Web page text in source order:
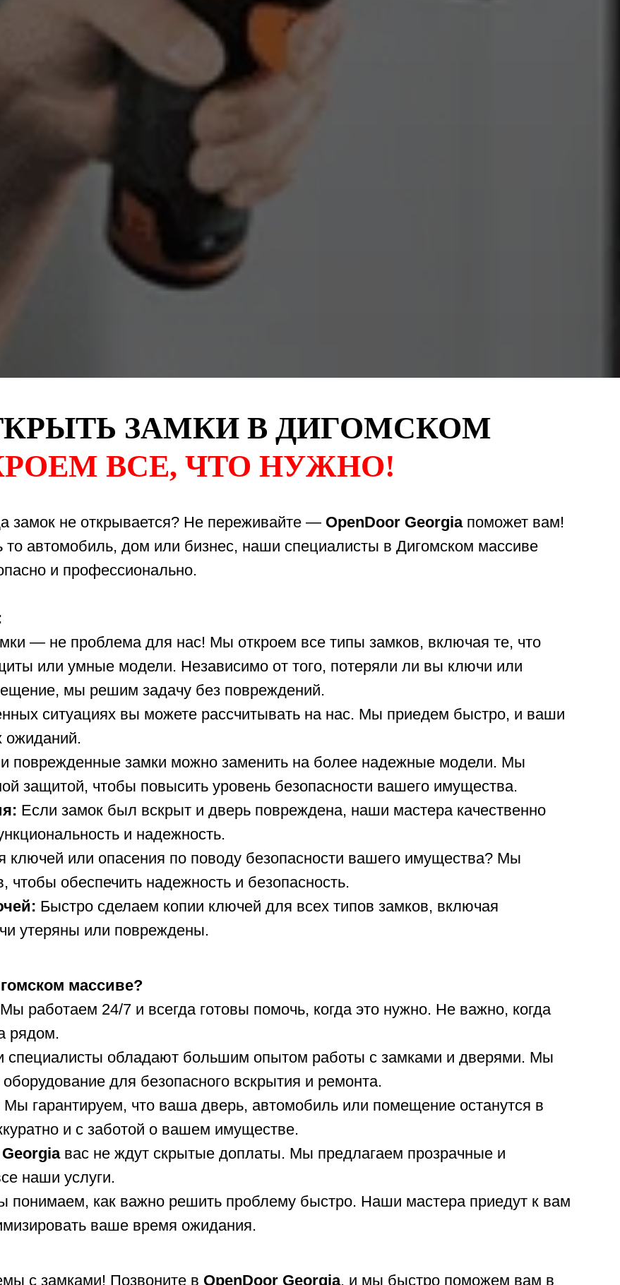
ЗАМКИ В ДИГОМСКОМ
ВСЕ, ЧТО НУЖНО!
замок не открывается? Не переживайте — OpenDoor Georgiaпоможет вам!
автомобиль, дом или бизнес, наши специалисты в Дигомском массиве
и профессионально.
— не проблема для нас! Мы откроем все типы замков, включая те, что
или умные модели. Независимо от того, потеряли ли вы ключи или
мы решим задачу без повреждений.
ситуациях вы можете рассчитывать на нас. Мы приедем быстро, и ваши
ожиданий.
поврежденные замки можно заменить на более надежные модели. Мы
защитой, чтобы повысить уровень безопасности вашего имущества.
Если замок был вскрыт и дверь повреждена, наши мастера качественно
и надежность.
ключей или опасения по поводу безопасности вашего имущества? Мы
чтобы обеспечить надежность и безопасность.
Быстро сделаем копии ключей для всех типов замков, включая
утеряны или повреждены.
массиве?
Мы работаем 24/7 и всегда готовы помочь, когда это нужно. Не важно, когда
рядом.
специалисты обладают большим опытом работы с замками и дверями. Мы
для безопасного вскрытия и ремонта.
Мы гарантируем, что ваша дверь, автомобиль или помещение останутся в
и с заботой о вашем имуществе.
вас не ждут скрытые доплаты. Мы предлагаем прозрачные и
наши услуги.
понимаем, как важно решить проблему быстро. Наши мастера приедут к вам
ваше время ожидания.
с замками! Позвоните в OpenDoor Georgia, и мы быстро поможем вам в